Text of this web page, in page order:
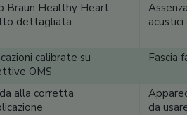
Braun Healthy Heart
dettagliata
acustici
calibrate su
OMS
Fascia
alla corretta
da